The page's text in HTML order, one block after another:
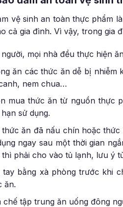
vệ sinh an toàn thực phẩm
cả gia đình. Vì vậy, trong gia
người, mọi nhà đều thực hiện
ăn các thức ăn dễ bị
nem chua…
mua thức ăn từ nguồn thực
sử dụng.
thức ăn đã nấu chín hoặc
ngay sau một thời gian
thì phải cho vào tủ lạnh, lưu ý
tay bằng xà phòng trước khi
ăn.
chế tập trung ăn uống đông